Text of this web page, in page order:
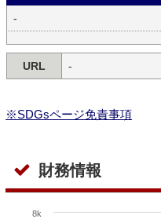
-
URL -
※SDGsページ免責事項
財務情報
8k